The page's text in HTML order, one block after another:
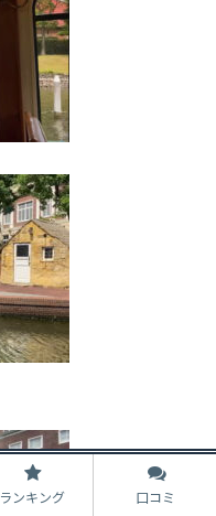
ランキング 口コミ